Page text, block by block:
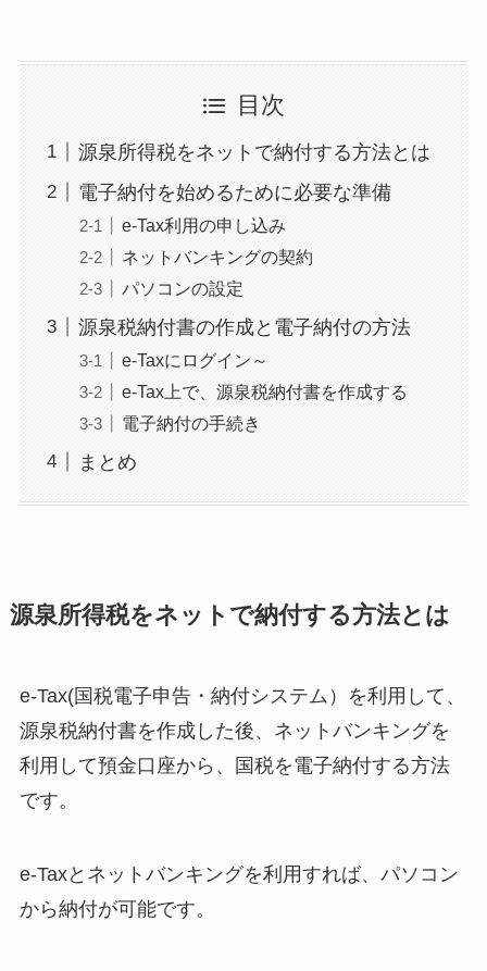
目次
源泉所得税をネットで納付する方法とは
電子納付を始めるために必要な準備
e-Tax利用の申し込み
ネットバンキングの契約
パソコンの設定
源泉税納付書の作成と電子納付の方法
e-Taxにログイン～
e-Tax上で、源泉税納付書を作成する
電子納付の手続き
まとめ
源泉所得税をネットで納付する方法とは
e-Tax(国税電子申告・納付システム）を利用して、
源泉税納付書を作成した後、ネットバンキングを
利用して預金口座から、国税を電子納付する方法
です。
e-Taxとネットバンキングを利用すれば、パソコン
から納付が可能です。